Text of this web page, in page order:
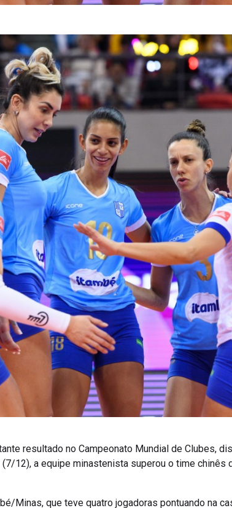
resultado no Campeonato Mundial de Clubes,
12), a equipe minastenista superou o time chinês
Minas, que teve quatro jogadoras pontuando na